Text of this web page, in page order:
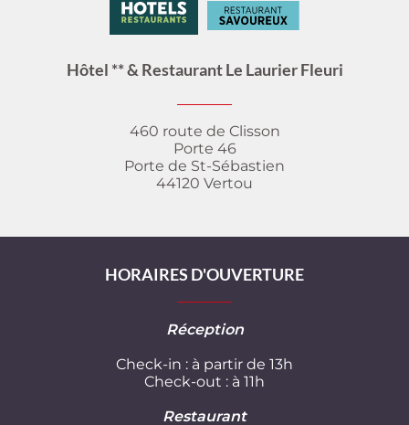
Hôtel ** & Restaurant Le Laurier Fleuri
460 route de Clisson
Porte 46
Porte de St-Sébastien
44120 Vertou
HORAIRES D'OUVERTURE
Réception
Check-in : à partir de 13h
Check-out : à 11h
Restaurant